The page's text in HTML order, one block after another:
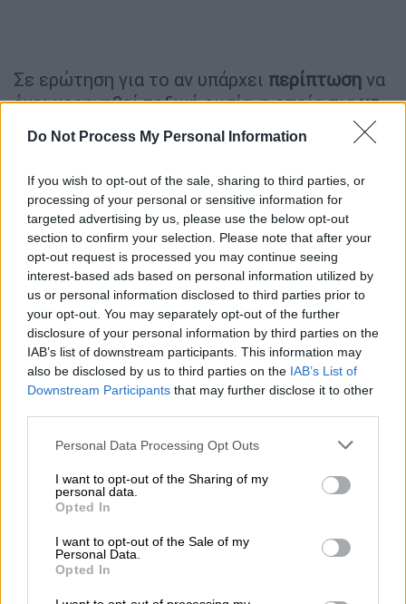
Do Not Process My Personal Information
If you wish to opt-out of the sale, sharing to third parties, or
processing of your personal or sensitive information for
targeted advertising by us, please use the below opt-out
section to confirm your selection. Please note that after your
opt-out request is processed you may continue seeing
interest-based ads based on personal information utilized by
us or personal information disclosed to third parties prior to
your opt-out. You may separately opt-out of the further
disclosure of your personal information by third parties on the
IAB’s list of downstream participants. This information may
also be disclosed by us to third parties on the IAB’s List of
Downstream Participants that may further disclose it to other
Please note that this website/app uses one or more Google
not limited to your visit or usage behaviour. You may click to
grant or deny consent to Google and its third-party tags to
use your data for below specified purposes in below Google
consent section.
Personal Data Processing Opt Outs
I want to opt-out of the Sharing of my
personal data.
Opted In
I want to opt-out of the Sale of my
Personal Data.
Opted In
Σε ερώτηση για το αν υπάρχει περίπτωση να
έχει χορηγηθεί τοξική ουσία, η οποία πιανα
μην είναι ανιχνεύσιμη
, ο ιατροδικαστής
μίλησε για την κεταμίνη τονίζοντας πως το
ανώτερο της δράσης της είναι τα 20 λεπτά
και έπειτα αποβάλλεται από τον οργανισμό,
κατά το ήμισυ, σε μιάμιση με δύο ώρες: «Εγώ
εάν η κεταμίνη δράσει σε έναν άνθρωπο,
είμαι ικανός να την ανιχνεύσω σε περίπου
έξι με εξήμισι ώρες. Άρα ένας άνθρωπος αν
πεθάνει από κεταμίνη είναι βέβαιο ότι στη
συνέχεια εγώ θα την ανιχνεύσω, εκτός εάν
συμβεί το ακραίο ενδεχόμενο και ζήσει»
τόνισε ο κ. Λέων.
Τι δείχνει η ιατροδικαστική έκθεση
για τη Μαλένα
Λεπτομέρειες για την αρχικήιατροδικαστική
έκθεσητης
ευρήματα από τηνεξέτασήπου διενήργησε
έδωσε στη δημοσιότητα ο
ιατροδικαστής
Σωκράτης Τσαντίρης.